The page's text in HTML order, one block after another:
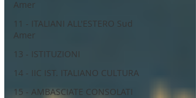
Amer
11 - ITALIANI ALL'ESTERO Sud
Amer
13 - ISTITUZIONI
14 - IIC IST. ITALIANO CULTURA
15 - AMBASCIATE CONSOLATI